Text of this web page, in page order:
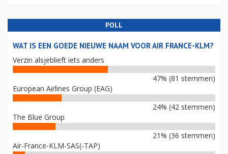
POLL
WAT IS EEN GOEDE NIEUWE NAAM VOOR AIR FRANCE-KLM?
Verzin alsjeblieft iets anders
47% (81 stemmen)
European Airlines Group (EAG)
24% (42 stemmen)
The Blue Group
21% (36 stemmen)
Air-France-KLM-SAS(-TAP)